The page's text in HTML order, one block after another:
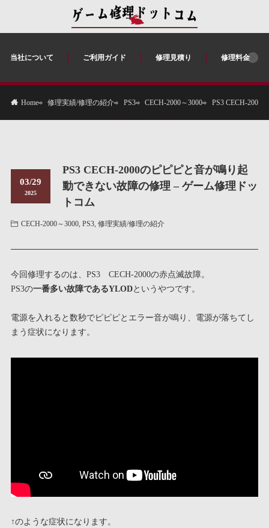
当社について ご利用ガイド 修理見積り 修理料金
Home 修理実績/修理の紹介 PS3 CECH-2000～3000 PS3 CECH-2000
03/29
2025
PS3 CECH-2000のピピピと音が鳴り起
動できない故障の修理 – ゲーム修理ドッ
トコム
CECH-2000～3000, PS3, 修理実績/修理の紹介
今回修理するのは、PS3 CECH-2000の赤点滅故障。
PS3の一番多い故障であるYLODというやつです。
電源を入れると数秒でピピピとエラー音が鳴り、電源が落ちてし
まう症状になります。
↑のような症状になります。